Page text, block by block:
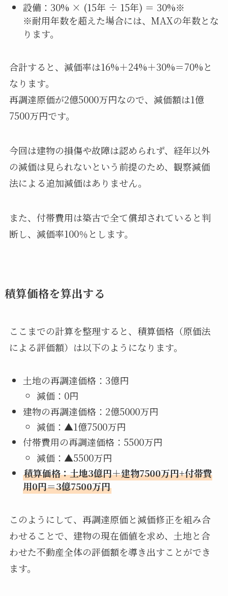
設備：30% × (15年 ÷ 15年) ＝ 30%※
※耐用年数を超えた場合には、MAXの年数とな
ります。
合計すると、減価率は16%＋24%＋30%＝70%と
なります。
再調達原価が2億5000万円なので、減価額は1億
7500万円です。
今回は建物の損傷や故障は認められず、経年以外
の減価は見られないという前提のため、観察減価
法による追加減価はありません。
また、付帯費用は築古で全て償却されていると判
断し、減価率100％とします。
積算価格を算出する
ここまでの計算を整理すると、積算価格（原価法
による評価額）は以下のようになります。
土地の再調達価格：3億円
減価：0円
建物の再調達価格：2億5000万円
減価：▲1億7500万円
付帯費用の再調達価格：5500万円
減価：▲5500万円
積算価格：土地3億円＋建物7500万円+付帯費
用0円＝3億7500万円
このようにして、再調達原価と減価修正を組み合
わせることで、建物の現在価値を求め、土地と合
わせた不動産全体の評価額を導き出すことができ
ます。